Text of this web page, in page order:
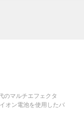
のマルチエフェクタ
オン電池を使用したバ